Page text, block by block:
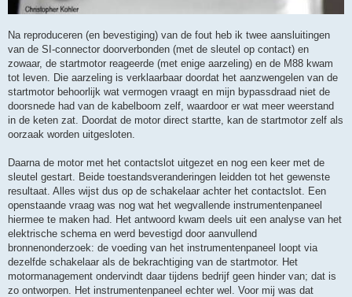
Na reproduceren (en bevestiging) van de fout heb ik twee aansluitingen
van de SI-connector doorverbonden (met de sleutel op contact) en
zowaar, de startmotor reageerde (met enige aarzeling) en de M88 kwam
tot leven. Die aarzeling is verklaarbaar doordat het aanzwengelen van de
startmotor behoorlijk wat vermogen vraagt en mijn bypassdraad niet de
doorsnede had van de kabelboom zelf, waardoor er wat meer weerstand
in de keten zat. Doordat de motor direct startte, kan de startmotor zelf als
oorzaak worden uitgesloten.
Daarna de motor met het contactslot uitgezet en nog een keer met de
sleutel gestart. Beide toestandsveranderingen leidden tot het gewenste
resultaat. Alles wijst dus op de schakelaar achter het contactslot. Een
openstaande vraag was nog wat het wegvallende instrumentenpaneel
hiermee te maken had. Het antwoord kwam deels uit een analyse van het
elektrische schema en werd bevestigd door aanvullend
bronnenonderzoek: de voeding van het instrumentenpaneel loopt via
dezelfde schakelaar als de bekrachtiging van de startmotor. Het
motormanagement ondervindt daar tijdens bedrijf geen hinder van; dat is
zo ontworpen. Het instrumentenpaneel echter wel. Voor mij was dat